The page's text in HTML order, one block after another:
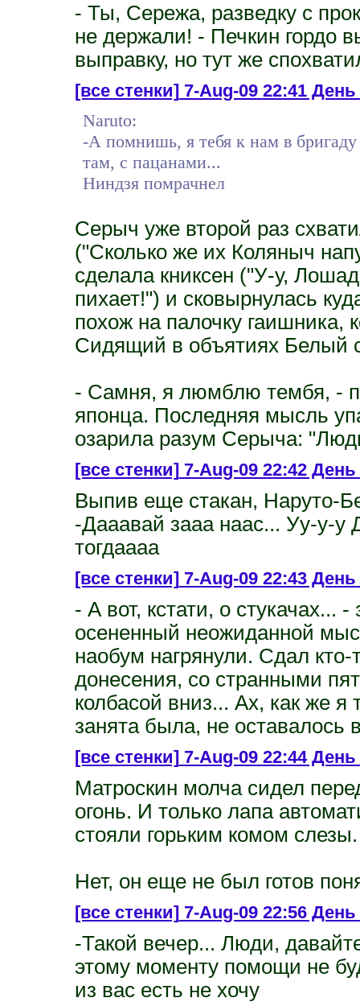
- Ты, Сережа, разведку с
не держали! - Печкин гордо
выправку, но тут же
[все стенки]7-Aug-09 22:41 День
Naruto:
-А помнишь, я тебя к нам в
там, с пацанами...
Ниндзя помрачнел
Серыч уже второй раз
("Сколько же их Коляныч
сделала книксен ("У-у,
пихает!") и сковырнулась
похож на палочку гаишника,
Сидящий в объятиях Белый
- Самня, я люмблю тембя, -
японца. Последняя мысль
озарила разум Серыча:
[все стенки]7-Aug-09 22:42 День
Выпив еще стакан, Наруто-
-Дааавай зааа наас... Уу-у-у
тогдаааа
[все стенки]7-Aug-09 22:43
- А вот, кстати, о стукачах...
осененный неожиданной
наобум нагрянули. Сдал
донесения, со странными
колбасой вниз... Ах, как же я
занята была, не оставалось
[все стенки]7-Aug-09 22:44
Матроскин молча сидел
огонь. И только лапа
стояли горьким комом
Нет, он еще не был готов
[все стенки]7-Aug-09 22:56 День
-Такой вечер... Люди,
этому моменту помощи не
из вас есть не хочу